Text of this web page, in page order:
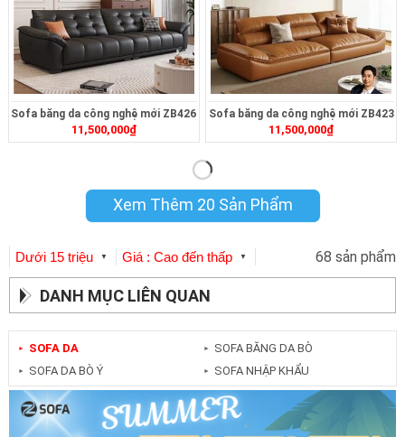
Sofa băng da công nghệ mới ZB426
11,500,000₫
Sofa băng da công nghệ mới ZB423
11,500,000₫
Xem Thêm 20 Sản Phẩm
Dưới 15 triệu ▼ Giá : Cao đến thấp ▼ 68 sản phẩm
DANH MỤC LIÊN QUAN
► SOFA DA
► SOFA DA BÒ Ý
► SOFA BĂNG DA BÒ
► SOFA NHẬP KHẨU